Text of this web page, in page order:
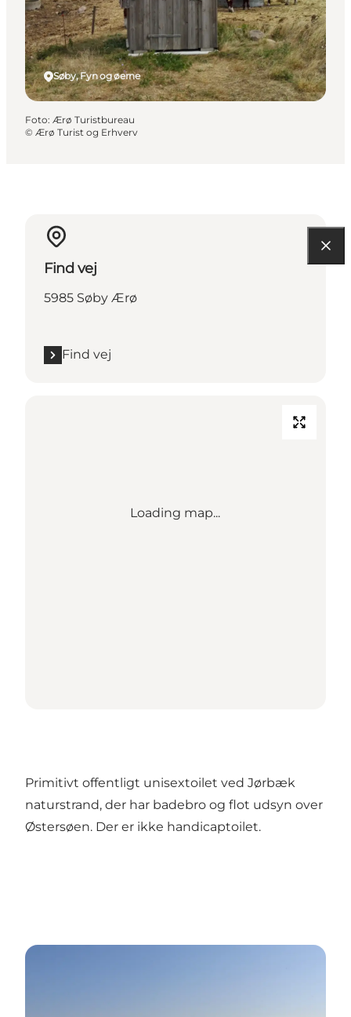
Søby, Fyn og øerne
Foto: Ærø Turistbureau
© Ærø Turist og Erhverv
Find vej
5985 Søby Ærø
Find vej
Loading map...
Primitivt offentligt unisextoilet ved Jørbæk
naturstrand, der har badebro og flot udsyn over
Østersøen. Der er ikke handicaptoilet.